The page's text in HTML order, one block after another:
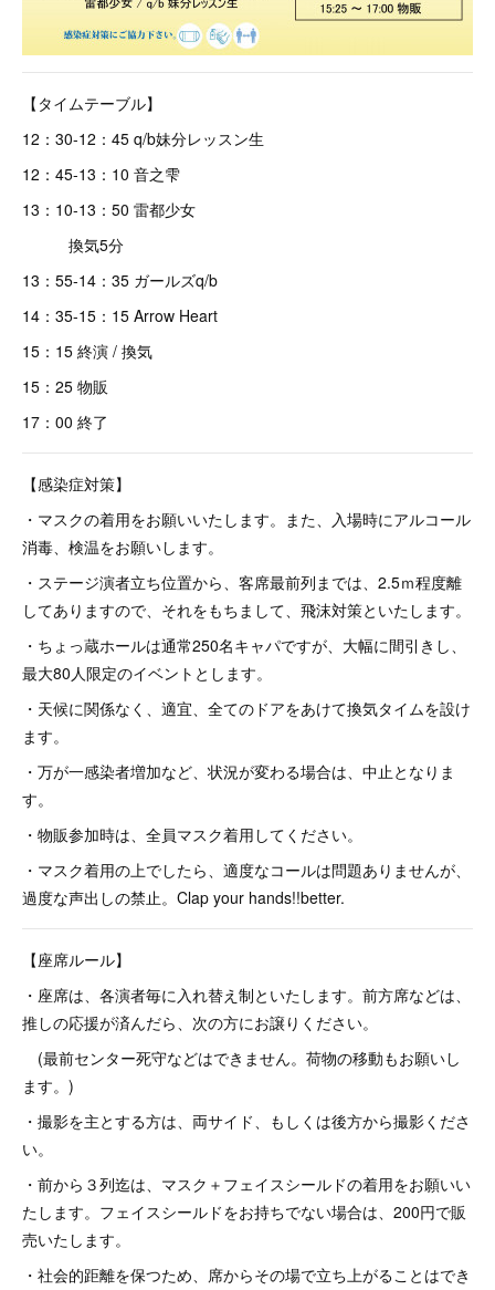
【タイムテーブル】
12：30-12：45 q/b妹分レッスン生
12：45-13：10 音之雫
13：10-13：50 雷都少女
換気5分
13：55-14：35 ガールズq/b
14：35-15：15 Arrow Heart
15：15 終演 / 換気
15：25 物販
17：00 終了
【感染症対策】
・マスクの着用をお願いいたします。また、入場時にアルコール
消毒、検温をお願いします。
・ステージ演者立ち位置から、客席最前列までは、2.5ｍ程度離
してありますので、それをもちまして、飛沫対策といたします。
・ちょっ蔵ホールは通常250名キャパですが、大幅に間引きし、
最大80人限定のイベントとします。
・天候に関係なく、適宜、全てのドアをあけて換気タイムを設け
ます。
・万が一感染者増加など、状況が変わる場合は、中止となりま
す。
・物販参加時は、全員マスク着用してください。
・マスク着用の上でしたら、適度なコールは問題ありませんが、
過度な声出しの禁止。Clap your hands!!better.
【座席ルール】
・座席は、各演者毎に入れ替え制といたします。前方席などは、
推しの応援が済んだら、次の方にお譲りください。
(最前センター死守などはできません。荷物の移動もお願いし
ます。)
・撮影を主とする方は、両サイド、もしくは後方から撮影くださ
い。
・前から３列迄は、マスク＋フェイスシールドの着用をお願いい
たします。フェイスシールドをお持ちでない場合は、200円で販
売いたします。
・社会的距離を保つため、席からその場で立ち上がることはでき